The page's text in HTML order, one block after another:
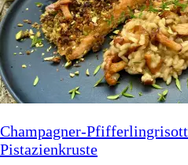
Champagner-
Pistazienkruste